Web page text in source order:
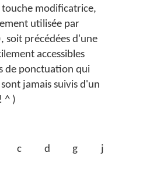
touche modificatrice,
utilisée par
soit précédées d'une
accessibles
de ponctuation qui
jamais suivis d'un
^ )
c d g j